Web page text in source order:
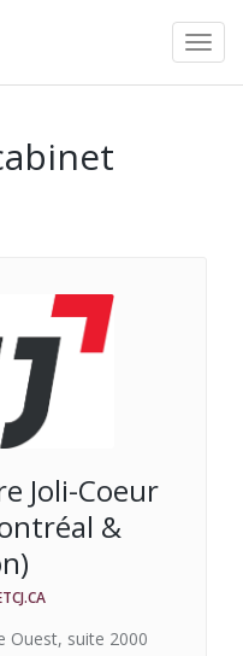
Joli-Coeur
&
Ouest, suite 2000